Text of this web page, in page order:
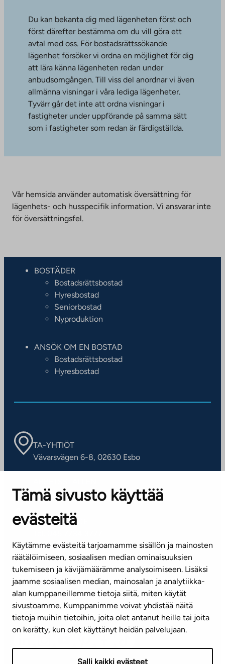
Tämä sivusto käyttää
evästeitä
Käytämme evästeitä tarjoamamme sisällön ja mainosten
räätälöimiseen, sosiaalisen median ominaisuuksien
tukemiseen ja kävijämäärämme analysoimiseen. Lisäksi
jaamme sosiaalisen median, mainosalan ja analytiikka-
alan kumppaneillemme tietoja siitä, miten käytät
sivustoamme. Kumppanimme voivat yhdistää näitä
tietoja muihin tietoihin, joita olet antanut heille tai joita
on kerätty, kun olet käyttänyt heidän palvelujaan.
Salli kaikki evästeet
Du kan bekanta dig med lägenheten först och
först därefter bestämma om du vill göra ett
avtal med oss. För bostadsrättssökande
lägenhet försöker vi ordna en möjlighet för dig
att lära känna lägenheten redan under
anbudsomgången. Till viss del anordnar vi även
allmänna visningar i våra lediga lägenheter.
Tyvärr går det inte att ordna visningar i
fastigheter under uppförande på samma sätt
som i fastigheter som redan är färdigställda.
Vår hemsida använder automatisk översättning för
lägenhets- och husspecifik information. Vi ansvarar inte
för översättningsfel.
BOSTÄDER
Bostadsrättsbostad
Hyresbostad
Seniorbostad
Nyproduktion
ANSÖK OM EN BOSTAD
Bostadsrättsbostad
Hyresbostad
TA-YHTIÖT
Vävarsvägen 6-8, 02630 Esbo
Kontaktinformation
KUNDSERVICE
(vardagar kl. 8–16)
info@ta.fi
Nyhetsbrev (på finska)